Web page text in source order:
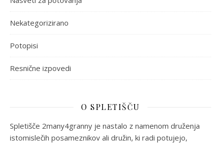
Nekategorizirano
Potopisi
Resnične izpovedi
O SPLETIŠČU
Spletišče 2many4granny je nastalo z namenom druženja
istomislečih posameznikov ali družin, ki radi potujejo,